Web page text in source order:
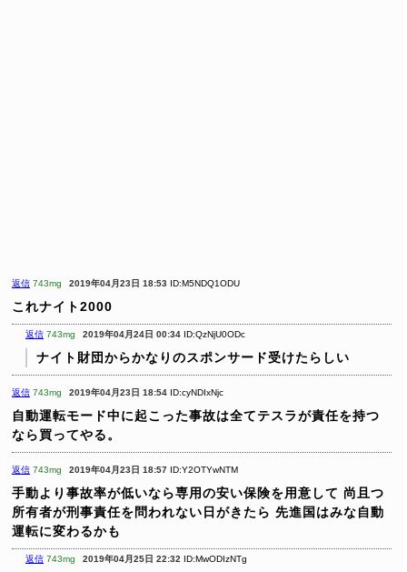
返信 743mg 2019年04月23日 18:53 ID:M5NDQ1ODU
これナイト2000
返信 743mg 2019年04月24日 00:34 ID:QzNjU0ODc
ナイト財団からかなりのスポンサード受けたらしい
返信 743mg 2019年04月23日 18:54 ID:cyNDIxNjc
自動運転モード中に起こった事故は全てテスラが責任を持つ
なら買ってやる。
返信 743mg 2019年04月23日 18:57 ID:Y2OTYwNTM
手動より事故率が低いなら専用の安い保険を用意して 尚且つ
所有者が刑事責任を問われない日がきたら 先進国はみな自動
運転に変わるかも
返信 743mg 2019年04月25日 22:32 ID:MwODIzNTg